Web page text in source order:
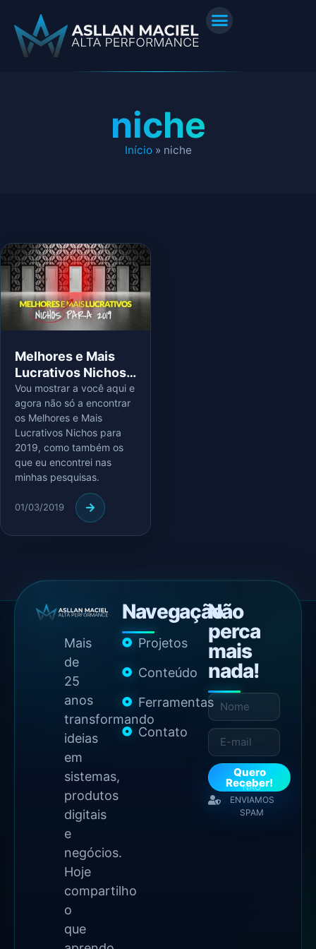
niche
Início» niche
Melhores e Mais
Lucrativos Nichos
para 2019
Vou mostrar a você aqui e
agora não só a encontrar
os Melhores e Mais
Lucrativos Nichos para
2019, como também os
que eu encontrei nas
minhas pesquisas.
01/03/2019
Mais
de
25
anos
transformando
ideias
em
sistemas,
produtos
digitais
e
negócios.
Hoje
compartilho
o
que
Navegação
Projetos
Conteúdo
Ferramentas
Contato
Não
perca
mais
nada!
Quero
Receber!
NÃO
ENVIAMOS
SPAM